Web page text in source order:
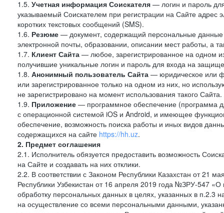
1.5. Учетная информация Соискателя — логин и пароль
указываемый Соискателем при регистрации на Сайте
коротких текстовых сообщений (SMS).
1.6. Резюме — документ, содержащий персональные
электронной почты, образовании, описании мест работы, а
1.7. Клиент Сайта — любое, зарегистрированное на одном
получившие уникальные логин и пароль для входа на
1.8. Анонимный пользователь Сайта — юридическое или
или зарегистрированное только на одном из них, но
не зарегистрировано на момент использования такого Сайта.
1.9. Приложение — программное обеспечение (программа
с операционной системой iOS и Android, и имеющее
обеспечение, возможность поиска работы и иных видов
содержащихся на сайте https://hh.uz.
2. Предмет соглашения
2.1. Исполнитель обязуется предоставить возможность
на Сайте и создавать на них отклики.
2.2. В соответствии с Законом Республики Казахстан от
Республики Узбекистан от 16 апреля 2019 года №ЗРУ-547
обработку персональных данных в целях, указанных в
на осуществление со всеми персональными данными,